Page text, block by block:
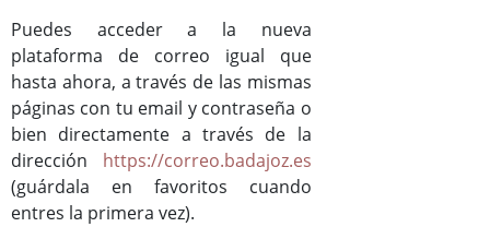
Puedes acceder a la nueva
plataforma de correo igual que
hasta ahora, a través de las mismas
páginas con tu email y contraseña o
bien directamente a través de la
dirección https://correo.badajoz.es
(guárdala en favoritos cuando
entres la primera vez).